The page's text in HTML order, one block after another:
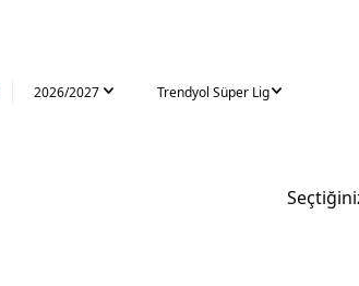
2026/2027 Trendyol Süper Lig